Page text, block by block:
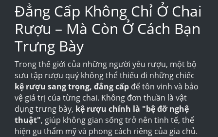
Đẳng Cấp Không Chỉ Ở Chai
Rượu – Mà Còn Ở Cách Bạn
Trưng Bày
Trong thế giới của những người yêu rượu, một bộ
sưu tập rượu quý không thể thiếu đi những chiếc
kệ rượu sang trọng, đẳng cấp để tôn vinh và bảo
vệ giá trị của từng chai. Không đơn thuần là vật
dụng trưng bày, kệ rượu chính là "bệ đỡ nghệ
thuật", giúp không gian sống trở nên tinh tế, thể
hiện gu thẩm mỹ và phong cách riêng của gia chủ.